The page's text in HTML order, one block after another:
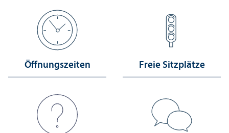
Öffnungs­zeiten Freie Sitzplätze